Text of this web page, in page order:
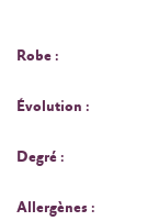
Robe :
Évolution :
Degré :
Allergènes :